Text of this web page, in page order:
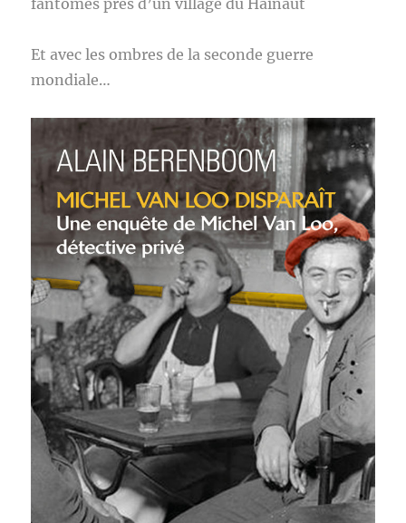
fantômes près d’un village du Hainaut
Et avec les ombres de la seconde guerre
mondiale…